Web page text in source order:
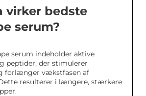
virker bedste
serum?
serum indeholder aktive
peptider, der stimulerer
forlænger vækstfasen af
resulterer i længere, stærkere